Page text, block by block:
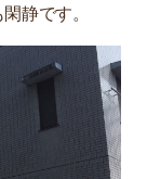
静です。